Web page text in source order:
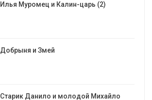
Илья Муромец и Калин-царь (2)
Добрыня и Змей
Старик Данило и молодой Михайло